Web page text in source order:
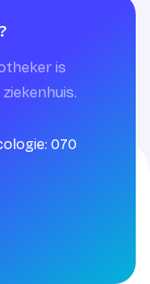
is
070